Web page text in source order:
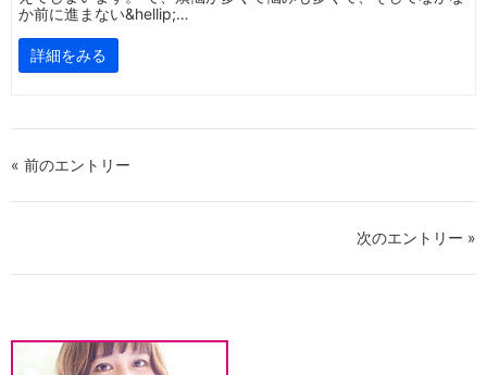
か前に進まない&hellip;…
詳細をみる
« 前のエントリー
次のエントリー »